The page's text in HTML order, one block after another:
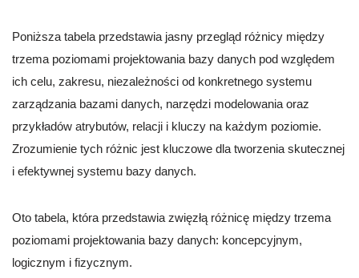
Poniższa tabela przedstawia jasny przegląd różnicy między
trzema poziomami projektowania bazy danych pod względem
ich celu, zakresu, niezależności od konkretnego systemu
zarządzania bazami danych, narzędzi modelowania oraz
przykładów atrybutów, relacji i kluczy na każdym poziomie.
Zrozumienie tych różnic jest kluczowe dla tworzenia skutecznej
i efektywnej systemu bazy danych.
Oto tabela, która przedstawia zwięzłą różnicę między trzema
poziomami projektowania bazy danych: koncepcyjnym,
logicznym i fizycznym.